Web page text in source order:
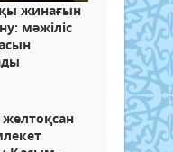
жинағын
мәжіліс
желтоқсан